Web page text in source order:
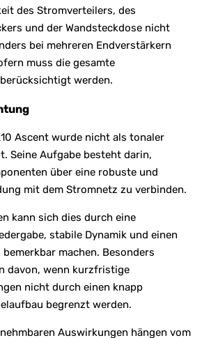
des Stromverteilers, des
und der Wandsteckdose nicht
bei mehreren Endverstärkern
muss die gesamte
werden.
Ascent wurde nicht als tonaler
Seine Aufgabe besteht darin,
über eine robuste und
mit dem Stromnetz zu verbinden.
kann sich dies durch eine
stabile Dynamik und einen
machen. Besonders
davon, wenn kurzfristige
nicht durch einen knapp
begrenzt werden.
Auswirkungen hängen vom